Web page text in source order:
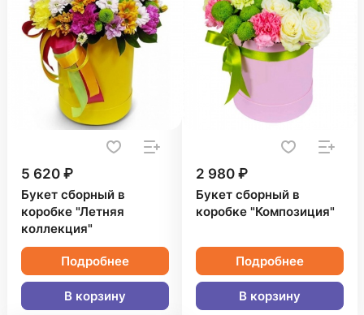
5 620 ₽
Букет сборный в
коробке "Летняя
коллекция"
Подробнее
В корзину
2 980 ₽
Букет сборный в
коробке "Композиция"
Подробнее
В корзину